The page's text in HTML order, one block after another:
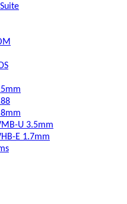
U 3.5mm
E 1.7mm